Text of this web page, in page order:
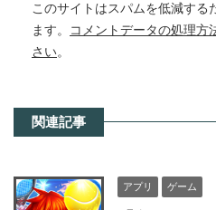
このサイトはスパムを低減する
ます。
コメントデータの処理方
さい。
関連記事
アプリ ゲーム